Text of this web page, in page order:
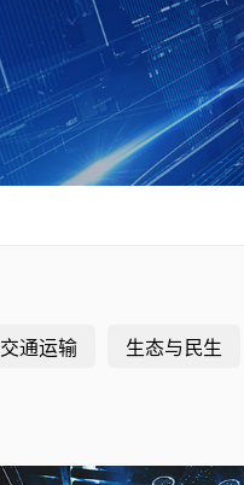
交通运输 生态与民生